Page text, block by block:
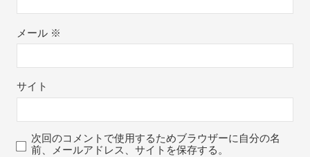
メール ※
サイト
次回のコメントで使用するためブラウザーに自分の名
前、メールアドレス、サイトを保存する。